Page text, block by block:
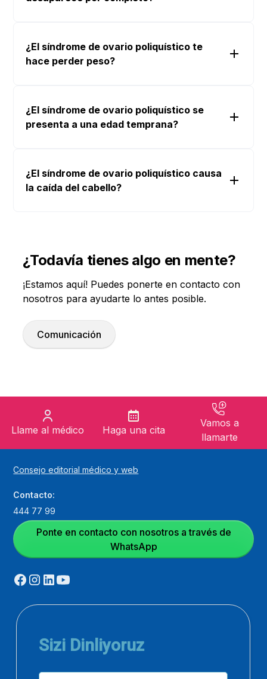
¿El síndrome de ovario poliquístico te
hace perder peso?
¿El síndrome de ovario poliquístico se
presenta a una edad temprana?
¿El síndrome de ovario poliquístico causa
la caída del cabello?
¿Todavía tienes algo en mente?
¡Estamos aquí! Puedes ponerte en contacto con
nosotros para ayudarte lo antes posible.
Comunicación
Llame al médico Haga una cita
Vamos a
llamarte
Consejo editorial médico y web
Contacto:
444 77 99
Ponte en contacto con nosotros a través de
WhatsApp